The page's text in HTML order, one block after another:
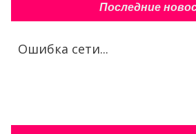
Последние
Ошибка сети...